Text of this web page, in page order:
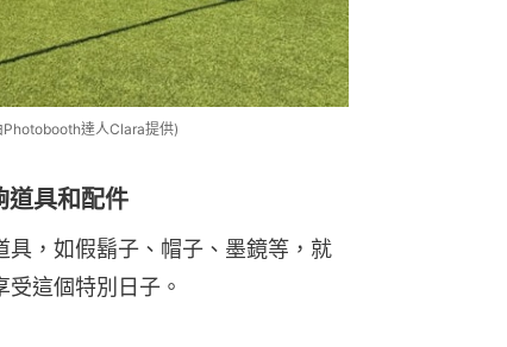
達人Clara提供)
具和配件
，如假鬍子、帽子、墨鏡等，就
這個特別日子。